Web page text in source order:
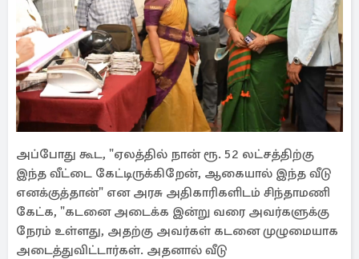
அப்போது கூட, "ஏலத்தில் நான் ரூ. 52 லட்சத்திற்கு
இந்த வீட்டை கேட்டிருக்கிறேன், ஆகையால் இந்த வீடு
எனக்குத்தான்" என அரசு அதிகாரிகளிடம் சிந்தாமணி
கேட்க, "கடனை அடைக்க இன்று வரை அவர்களுக்கு
நேரம் உள்ளது, அதற்கு அவர்கள் கடனை முழுமையாக
அடைத்துவிட்டார்கள். அதனால் வீடு